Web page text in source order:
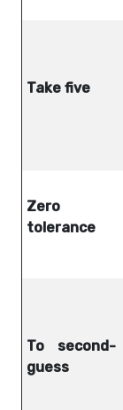
Take five
Zero
tolerance
To second-
guess